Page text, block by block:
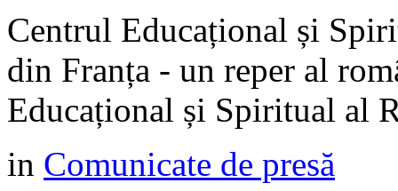
Centrul Educațional și
din Franța - un reper al
Educațional și Spiritual al
in Comunicate de presă